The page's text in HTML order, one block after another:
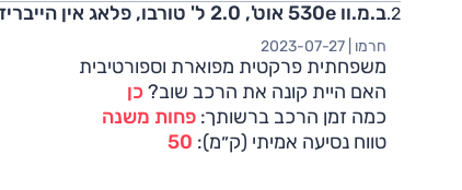
ב.מ.וו 530e אוט', 2.0 ל' טורבו, פלאג אין הייבריד, Sport 2017
חרמו | 2023-07-27
משפחתית פרקטית מפוארת וספורטיבית
האם היית קונה את הרכב שוב? כן
כמה זמן הרכב ברשותך: פחות משנה
טווח נסיעה אמיתי (ק״מ): 50